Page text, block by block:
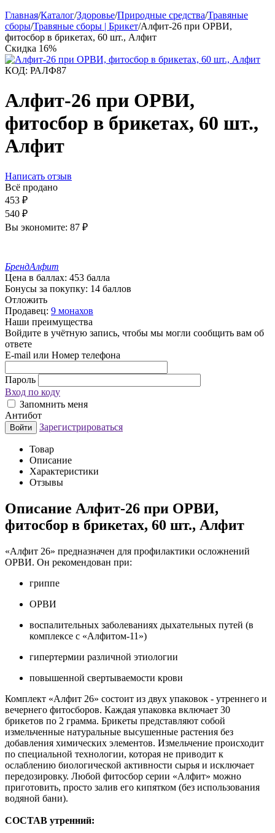
Главная/Каталог/Здоровье/Природные средства/Травяные
сборы/Травяные сборы | Брикет/Алфит-26 при ОРВИ,
фитосбор в брикетах, 60 шт., Алфит
Скидка 16%
КОД: РАЛФ87
Алфит-26 при ОРВИ,
фитосбор в брикетах, 60 шт.,
Алфит
Написать отзыв
Всё продано
453 ₽
540 ₽
Вы экономите: 87 ₽
БрендАлфит
Цена в баллах: 453 балла
Бонусы за покупку: 14 баллов
Отложить
Продавец: 9 монахов
Наши преимущества
Войдите в учётную запись, чтобы мы могли сообщить вам об
ответе
E-mail или Номер телефона
Пароль
Вход по коду
Запомнить меня
Антибот
Войти Зарегистрироваться
Товар
Описание
Характеристики
Отзывы
Описание Алфит-26 при ОРВИ,
фитосбор в брикетах, 60 шт., Алфит
«Алфит 26» предназначен для профилактики осложнений
ОРВИ. Он рекомендован при:
гриппе
ОРВИ
воспалительных заболеваниях дыхательных путей (в
комплексе с «Алфитом-11»)
гипертермии различной этиологии
повышенной свертываемости крови
Комплект «Алфит 26» состоит из двух упаковок - утреннего и
вечернего фитосборов. Каждая упаковка включает 30
брикетов по 2 грамма. Брикеты представляют собой
измельченные натуральные высушенные растения без
добавления химических элементов. Измельчение происходит
по специальной технологии, которая не приводит к
ослаблению биологической активности сырья и исключает
передозировку. Любой фитосбор серии «Алфит» можно
приготовить, просто залив его кипятком (без использования
водяной бани).
СОСТАВ утренний: